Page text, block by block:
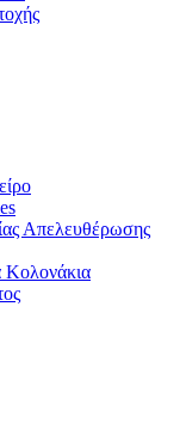
Απελευθέρωσης
Κολονάκια